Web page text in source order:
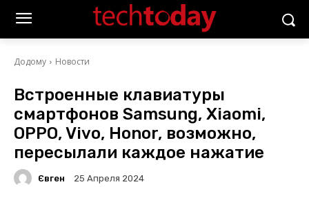
Додому Новости
Встроенные клавиатуры
смартфонов Samsung, Xiaomi,
OPPO, Vivo, Honor, возможно,
пересылали каждое нажатие
Євген 25 Апреля 2024